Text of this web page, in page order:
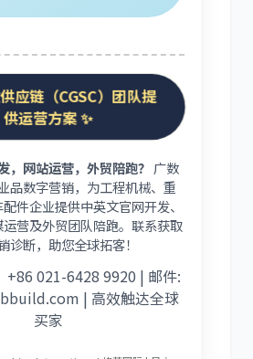
应链（CGSC）团队提
供运营方案 ✨
，网站运营，外贸陪跑？ 广数
品数字营销，为工程机械、重
件企业提供中英文官网开发、
营及外贸团队陪跑。联系获取
诊断，助您全球拓客！
+86 021-6428 9920 | 邮件:
| 高效触达全球
买家